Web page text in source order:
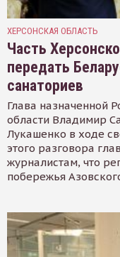
ХЕРСОНСКАЯ ОБЛАСТЬ
Часть
передать
санаториев
Глава назначенной
области Владимир
Лукашенко в ходе
этого разговора
журналистам, что
побережья